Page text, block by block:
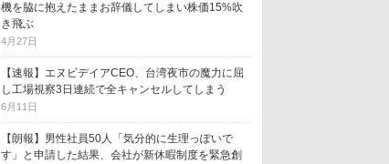
機を脇に抱えたままお辞儀してしまい株価15%吹
き飛ぶ
4月27日
【速報】エヌビデイアCEO、台湾夜市の魔力に屈
し工場視察3日連続で全キャンセルしてしまう
6月11日
【朗報】男性社員50人「気分的に生理っぽいで
す」と申請した結果、会社が新休暇制度を緊急創